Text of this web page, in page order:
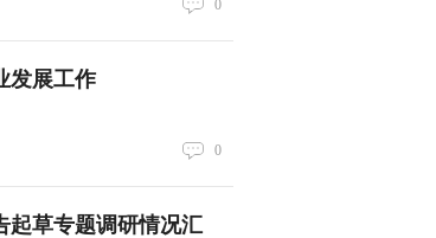
0
发展工作
0
起草专题调研情况汇